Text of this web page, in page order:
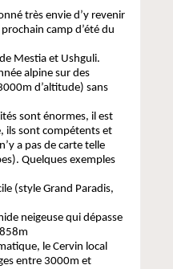
très envie d’y revenir
camp d’été du
Mestia et Ushguli.
alpine sur des
d’altitude) sans
sont énormes, il est
ils sont compétents et
a pas de carte telle
Quelques exemples
(style Grand Paradis,
neigeuse qui dépasse
le Cervin local
entre 3000m et